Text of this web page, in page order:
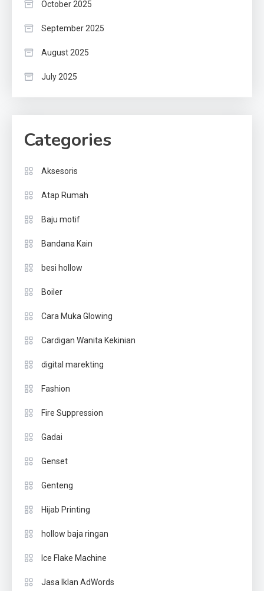
October 2025
September 2025
August 2025
July 2025
Categories
Aksesoris
Atap Rumah
Baju motif
Bandana Kain
besi hollow
Boiler
Cara Muka Glowing
Cardigan Wanita Kekinian
digital marekting
Fashion
Fire Suppression
Gadai
Genset
Genteng
Hijab Printing
hollow baja ringan
Ice Flake Machine
Jasa Iklan AdWords